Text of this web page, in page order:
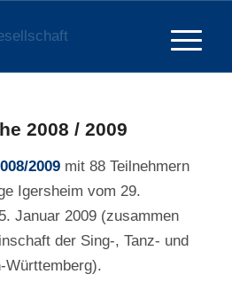
2008 / 2009
2009mit 88 Teilnehmern
Igersheim vom 29.
Januar 2009 (zusammen
der Sing-, Tanz- und
Württemberg).